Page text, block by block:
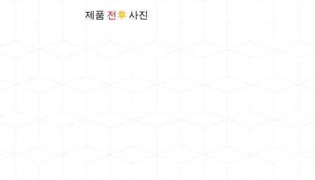
제품 전후 사진